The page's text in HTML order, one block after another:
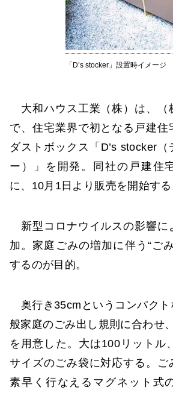
「D’s stocker」設置時イメージ
大和ハウス工業（株）は、（
で、住宅業界で初となる戸建住
ダストボックス「D’s stocker
ー）」を開発。同社の戸建住
に、10月1日より販売を開始する
新型コロナウイルスの影響に
加。家庭ごみの増加に伴う“ご
するのが目的。
奥行き35cmというコンパクト
般家庭のごみ出し規則に合わせ
を用意した。大は100リットル
サイズのごみ袋に対応する。ご
素早く行なえるマグネット式